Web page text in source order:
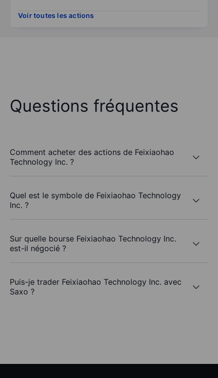
Voir toutes les actions
Questions fréquentes
Comment acheter des actions de Feixiaohao
Technology Inc. ?
Quel est le symbole de Feixiaohao Technology
Inc. ?
Sur quelle bourse Feixiaohao Technology Inc.
est-il négocié ?
Puis-je trader Feixiaohao Technology Inc. avec
Saxo ?